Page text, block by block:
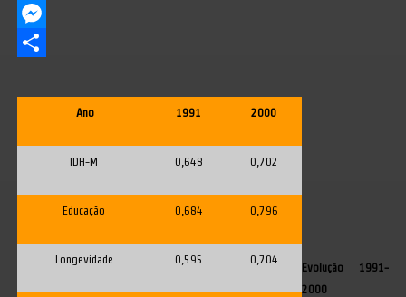
LinkedIn
Messenger
Ano 1991 2000
IDH-M 0,648 0,702
Educação 0,684 0,796
Longevidade 0,595 0,704
Evolução 1991-
2000